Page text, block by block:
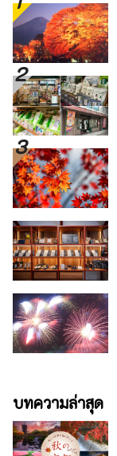
บทความล่าสุด